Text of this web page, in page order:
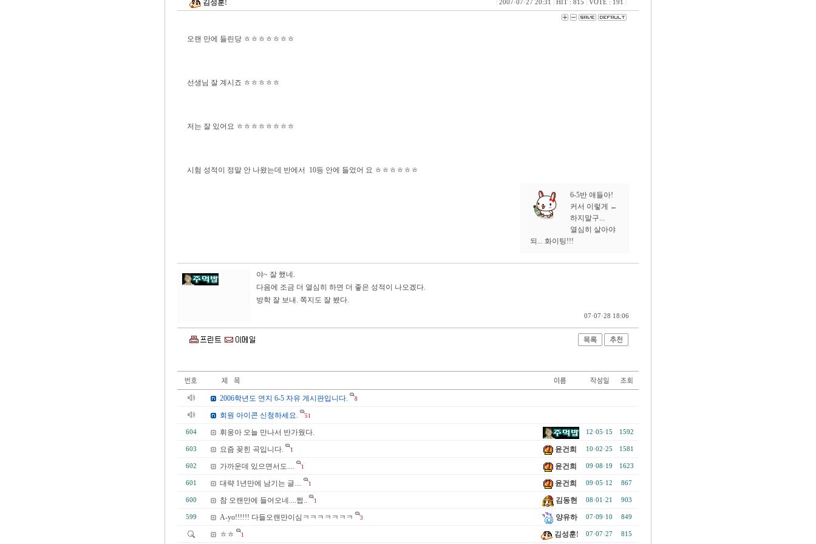
김성훈! 2007·07·27 20:31 HIT : 815 VOTE : 191
오랜 만에 들린당 ㅎㅎㅎㅎㅎㅎㅎ
선생님 잘 계시죠 ㅎㅎㅎㅎㅎ
저는 잘 있어요 ㅎㅎㅎㅎㅎㅎㅎㅎ
시험 성적이 정말 안 나왔는데 반에서 10등 안에 들었어 요 ㅎㅎㅎㅎㅎㅎ
6-5반 애들아!
커서 이렇게 ←
하지말구...
열심히 살아야
되... 화이팅!!!
야~ 잘 했네.
다음에 조금 더 열심히 하면 더 좋은 성적이 나오겠다.
방학 잘 보내. 쪽지도 잘 봤다.
07·07·28 18:06
2006학년도 연지 6-5 자유 게시판입니다. 8
회원 아이콘 신청하세요. 51
604 휘웅아 오늘 만나서 반가웠다. 12·05·15 1592
603 요즘 꽂힌 곡입니다. 1 윤건희 10·02·25 1581
602 가까운데 있으면서도.... 1 윤건희 09·08·19 1623
601 대략 1년만에 남기는 글.... 1 윤건희 09·05·12 867
600 참 오랜만에 들어오네....쩝.. 1 김동현 08·01·21 903
599 A-yo!!!!!! 다들오랜만이심ㅋㅋㅋㅋㅋㅋㅋ 3 양유하 07·09·10 849
ㅎㅎ 1 김성훈! 07·07·27 815